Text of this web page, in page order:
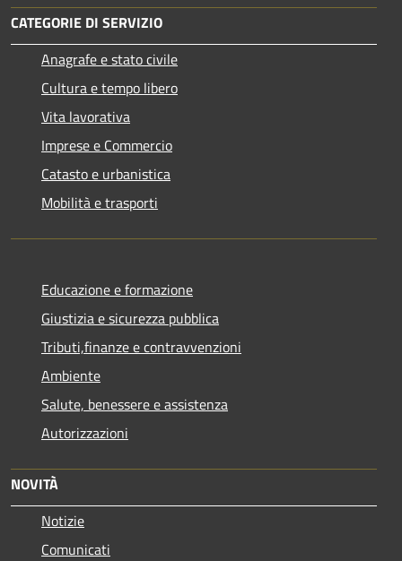
CATEGORIE DI SERVIZIO
Anagrafe e stato civile
Cultura e tempo libero
Vita lavorativa
Imprese e Commercio
Catasto e urbanistica
Mobilità e trasporti
Educazione e formazione
Giustizia e sicurezza pubblica
Tributi,finanze e contravvenzioni
Ambiente
Salute, benessere e assistenza
Autorizzazioni
NOVITÀ
Notizie
Comunicati